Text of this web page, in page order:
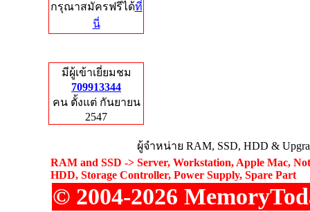
กรุณาสมัครฟรีได้ที่
นี่
มีผู้เข้าเยี่ยมชม
709913344
คน ตั้งแต่ กันยายน
2547
ผู้จำหน่าย RAM, SSD, HDD &
RAM and SSD -> Server, Workstation, Apple Mac,
HDD, Storage Controller, Power Supply, Spare Part
© 2004-2026